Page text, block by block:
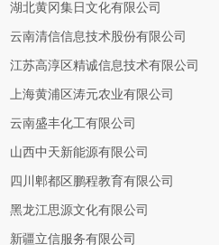
湖北黄冈集日文化有限公司
云南清信信息技术股份有限公司
江苏高淳区精诚信息技术有限公司
上海黄浦区涛元农业有限公司
云南盛丰化工有限公司
山西中天新能源有限公司
四川郫都区鹏程教育有限公司
黑龙江思源文化有限公司
新疆立信服务有限公司